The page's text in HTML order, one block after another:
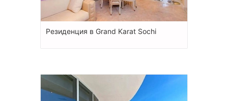
Резиденция в Grand Karat Sochi